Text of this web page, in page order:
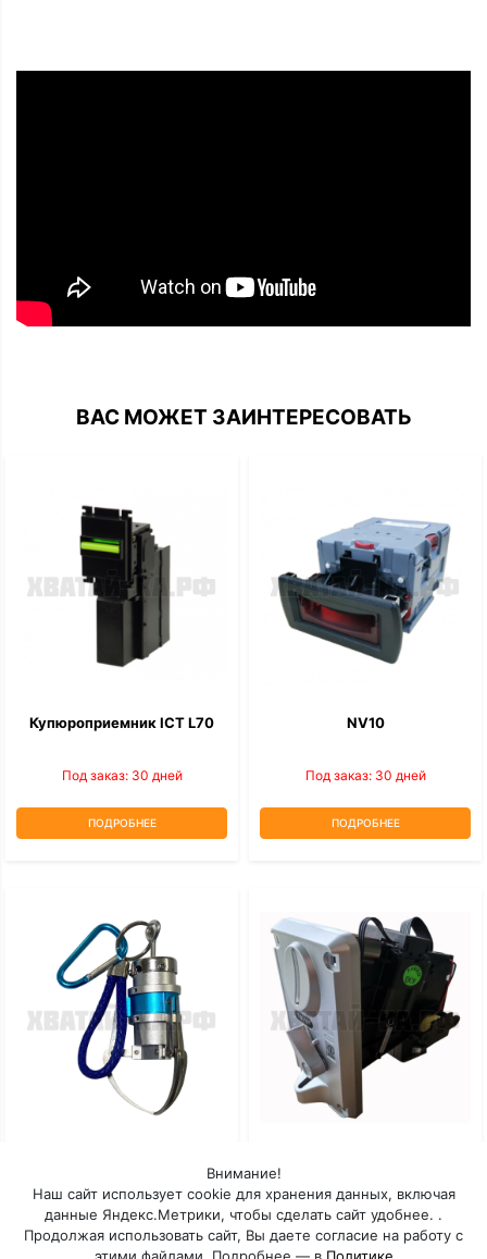
ВАС МОЖЕТ ЗАИНТЕРЕСОВАТЬ
Купюроприемник ICT L70
Под заказ: 30 дней
ПОДРОБНЕЕ
NV10
Под заказ: 30 дней
ПОДРОБНЕЕ
Под заказ: 30 дней Под заказ: 30 дней
Внимание!
Наш сайт использует cookie для хранения данных, включая
данные Яндекс.Метрики, чтобы сделать сайт удобнее. .
Продолжая использовать сайт, Вы даете согласие на работу с